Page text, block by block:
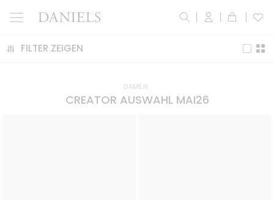
DAMEN
CREATOR AUSWAHL MAI26
FILTER ZEIGEN